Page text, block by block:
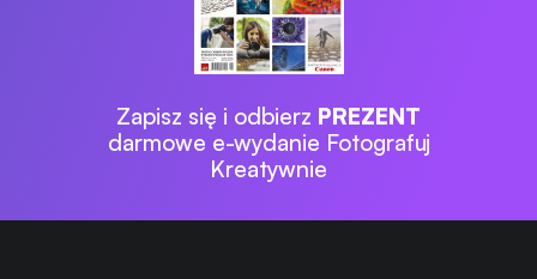
Zapisz się i odbierz PREZENT
darmowe e-wydanie Fotografuj
Kreatywnie